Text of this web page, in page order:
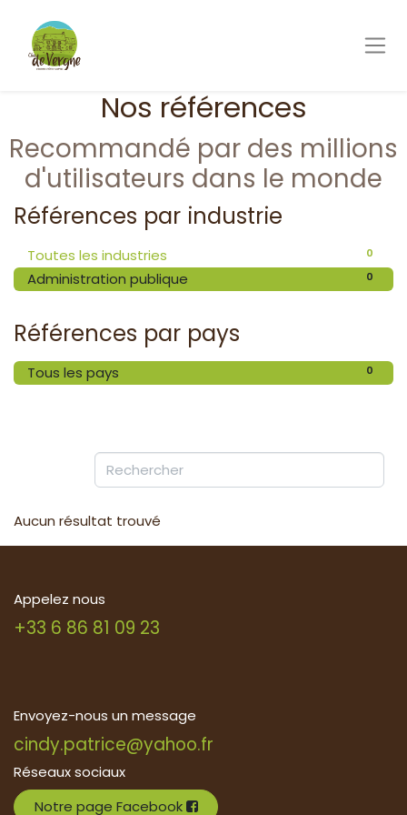
Nos références
Recommandé par des millions
d'utilisateurs dans le monde
Références par industrie
0
Toutes les industries
0
Administration publique
Références par pays
0
Tous les pays
Aucun résultat trouvé
Appelez nous
+33 6 86 81 09 23
Envoyez-nous un message
cindy.patrice@yahoo.fr
Réseaux sociaux
Notre page Facebook